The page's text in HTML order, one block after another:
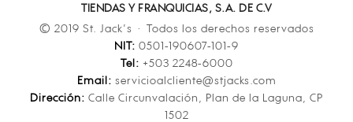
TIENDAS Y FRANQUICIAS, S.A. DE C.V
© 2019 St. Jack’s · Todos los derechos reservados
NIT: 0501-190607-101-9
Tel: +503 2248-6000
Email: servicioalcliente@stjacks.com
Dirección: Calle Circunvalación, Plan de la Laguna, CP
1502